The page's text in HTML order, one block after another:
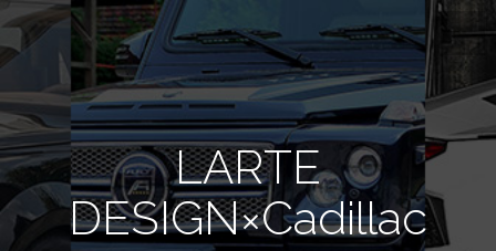
LARTE
DESIGN×Cadillac